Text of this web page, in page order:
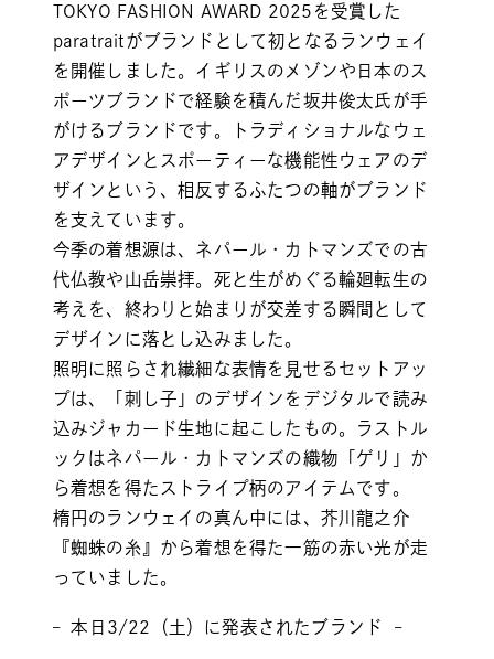
TOKYO FASHION AWARD 2025を受賞した
paratraitがブランドとして初となるランウェイ
を開催しました。イギリスのメゾンや日本のス
ポーツブランドで経験を積んだ坂井俊太氏が手
がけるブランドです。トラディショナルなウェ
アデザインとスポーティーな機能性ウェアのデ
ザインという、相反するふたつの軸がブランド
を支えています。
今季の着想源は、ネパール・カトマンズでの古
代仏教や山岳崇拝。死と生がめぐる輪廻転生の
考えを、終わりと始まりが交差する瞬間として
デザインに落とし込みました。
照明に照らされ繊細な表情を見せるセットアッ
プは、「刺し子」のデザインをデジタルで読み
込みジャカード生地に起こしたもの。ラストル
ックはネパール・カトマンズの織物「ゲリ」か
ら着想を得たストライプ柄のアイテムです。
楕円のランウェイの真ん中には、芥川龍之介
『蜘蛛の糸』から着想を得た一筋の赤い光が走
っていました。
– 本日3/22（土）に発表されたブランド –